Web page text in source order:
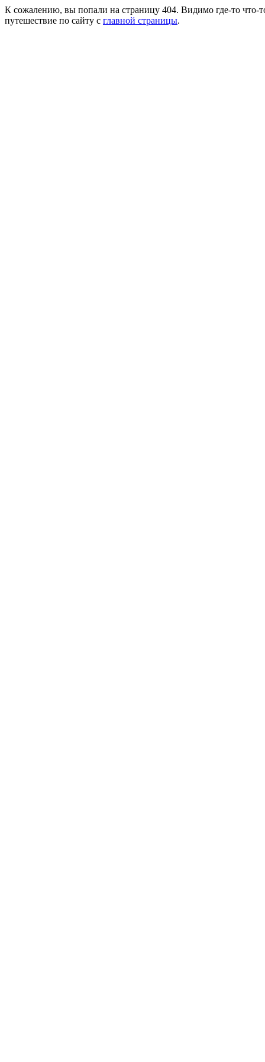
К сожалению, вы попали на страницу 404. Видимо где-то что-
путешествие по сайту с главной страницы.